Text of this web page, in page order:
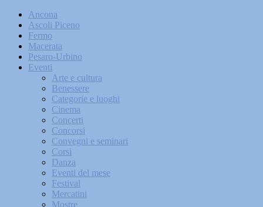
Ancona
Ascoli Piceno
Fermo
Macerata
Pesaro-Urbino
Eventi
Arte e cultura
Benessere
Categorie e luoghi
Cinema
Concerti
Concorsi
Convegni e seminari
Corsi
Danza
Eventi del mese
Festival
Mercatini
Mostre